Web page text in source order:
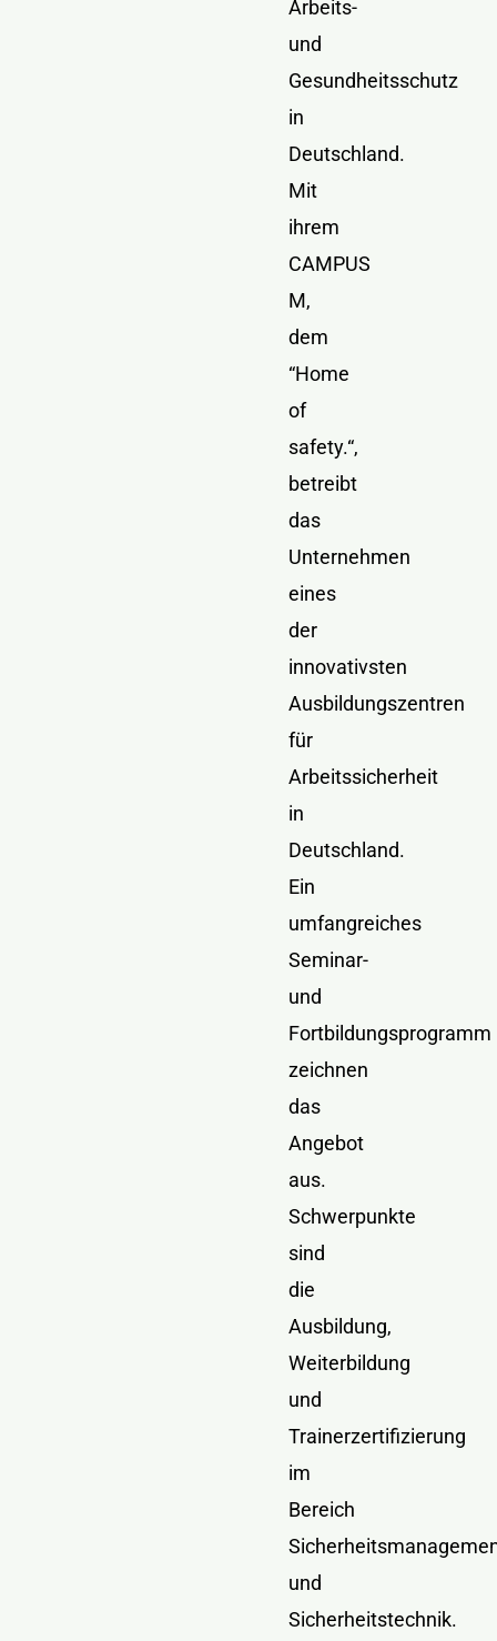
Arbeits-
und
Gesundheitsschutz
in
Deutschland.
Mit
ihrem
CAMPUS
M,
dem
“Home
of
safety.“,
betreibt
das
Unternehmen
eines
der
innovativsten
Ausbildungszentren
für
Arbeitssicherheit
in
Deutschland.
Ein
umfangreiches
Seminar-
und
Fortbildungsprogramm
zeichnen
das
Angebot
aus.
Schwerpunkte
sind
die
Ausbildung,
Weiterbildung
und
Trainerzertifizierung
im
Bereich
und
Sicherheitstechnik.